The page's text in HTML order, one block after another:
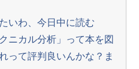
いわ、今日中に読む
ニカル分析」って本を図
って評判良いんかな？ま